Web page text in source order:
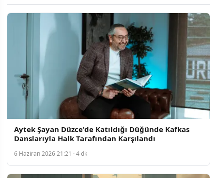
Aytek Şayan Düzce'de Katıldığı Düğünde Kafkas
Danslarıyla Halk Tarafından Karşılandı
6 Haziran 2026 21:21 · 4 dk